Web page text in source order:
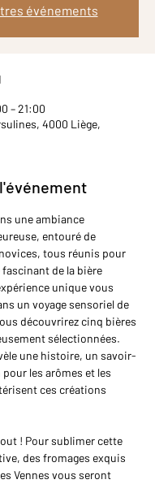
événements
– 21:00
4000 Liège,
une ambiance
entouré de
tous réunis pour
de la bière
unique vous
un voyage sensoriel de
découvrirez cinq bières
sélectionnées.
une histoire, un savoir-
les arômes et les
ces créations
! Pour sublimer cette
des fromages exquis
Vennes vous seront